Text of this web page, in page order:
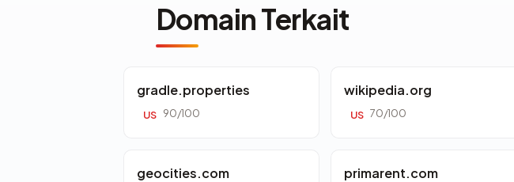
Domain Terkait
gradle.properties
US 90/100
wikipedia.org
US 70/100
geocities.com primarent.com